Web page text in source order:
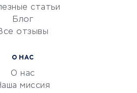
статьи
Блог
отзывы
О НАС
О нас
миссия